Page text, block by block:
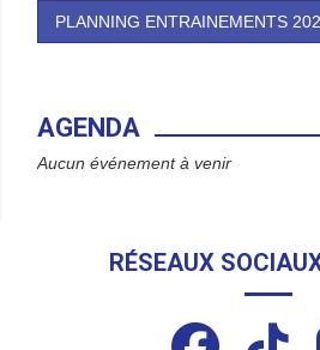
PLANNING ENTRAINEMENTS
AGENDA
Aucun événement à venir
RÉSEAUX